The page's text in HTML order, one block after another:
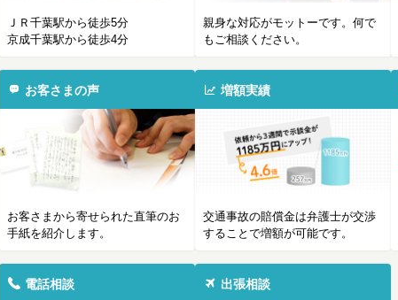
ＪＲ千葉駅から徒歩5分
京成千葉駅から徒歩4分
親身な対応がモットーです。何で
もご相談ください。
お客さまの声
お客さまから寄せられた直筆のお
手紙を紹介します。
増額実績
交通事故の賠償金は弁護士が交渉
することで増額が可能です。
電話相談 出張相談